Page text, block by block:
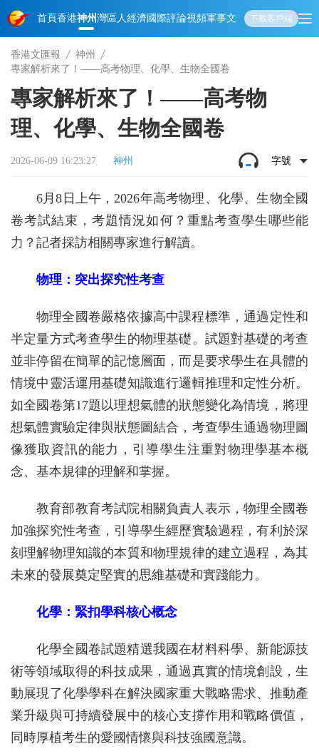
首頁香港神州灣區人經濟國際評論視頻軍事文化 娛樂生活教育體
下載客戶端
香港文匯報
神州
專家解析來了！——高考物理、化學、生物全國卷
專家解析來了！——高考物
理、化學、生物全國卷
2026-06-09 16:23:27 神州 字號
6月8日上午，2026年高考物理、化學、生物全國
卷考試結束，考題情況如何？重點考查學生哪些能
力？記者採訪相關專家進行解讀。
物理：突出探究性考查
物理全國卷嚴格依據高中課程標準，通過定性和
半定量方式考查學生的物理基礎。試題對基礎的考查
並非停留在簡單的記憶層面，而是要求學生在具體的
情境中靈活運用基礎知識進行邏輯推理和定性分析。
如全國卷第17題以理想氣體的狀態變化為情境，將理
想氣體實驗定律與狀態圖結合，考查學生通過物理圖
像獲取資訊的能力，引導學生注重對物理學基本概
念、基本規律的理解和掌握。
教育部教育考試院相關負責人表示，物理全國卷
加強探究性考查，引導學生經歷實驗過程，有利於深
刻理解物理知識的本質和物理規律的建立過程，為其
未來的發展奠定堅實的思維基礎和實踐能力。
化學：緊扣學科核心概念
化學全國卷試題精選我國在材料科學、新能源技
術等領域取得的科技成果，通過真實的情境創設，生
動展現了化學學科在解決國家重大戰略需求、推動產
業升級與可持續發展中的核心支撐作用和戰略價值，
同時厚植考生的愛國情懷與科技強國意識。